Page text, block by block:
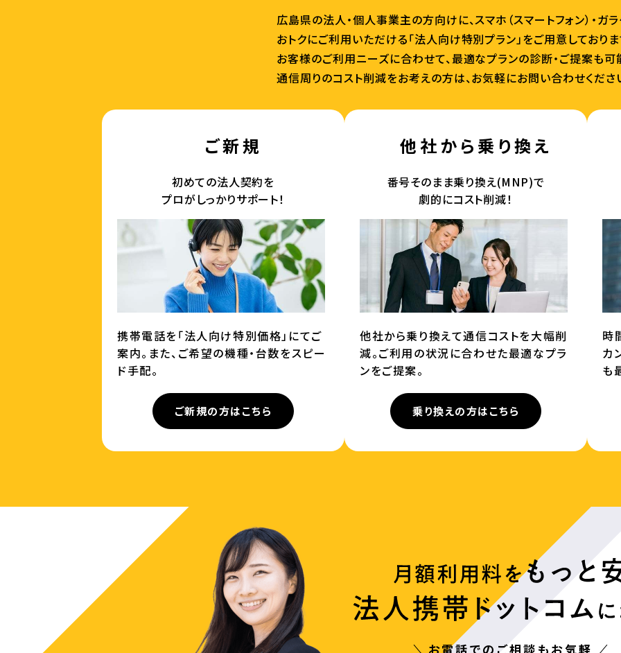
広島県の法人・個人事業主の方向けに、スマホ（スマートフォン）・ガ
おトクにご利用いただける「法人向け特別プラン」をご用意しておりま
お客様のご利用ニーズに合わせて、最適なプランの診断・ご提案も可
通信周りのコスト削減をお考えの方は、お気軽にお問い合わせくださ
ご新規
初めての法人契約を
プロがしっかりサポート！
携帯電話を「法人向け特別価格」にてご
案内。また、ご希望の機種・台数をスピー
ド手配。
ご新規の方はこちら
他社から乗り換え
番号そのまま乗り換え(MNP)で
劇的にコスト削減！
他社から乗り換えて通信コストを大幅削
減。ご利用の状況に合わせた最適なプラ
ンをご提案。
乗り換えの方はこちら
時
カ
も
お電話でのご相談もお気軽